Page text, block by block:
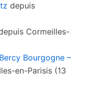
depuis
Cormeilles-
Bourgogne –
en-Parisis (13